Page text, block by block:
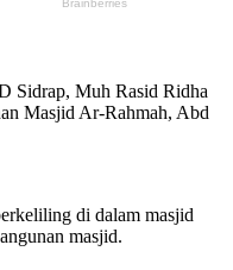
Sidrap, Muh Rasid Ridha
Masjid Ar-Rahmah, Abd
di dalam masjid
masjid.